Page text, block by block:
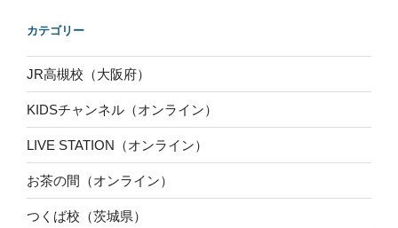
カテゴリー
JR高槻校（大阪府）
KIDSチャンネル（オンライン）
LIVE STATION（オンライン）
お茶の間（オンライン）
つくば校（茨城県）